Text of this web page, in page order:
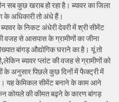
सब कुछ खराब हो रहा है। ब्यावर का जिला
के अधिकारी तो अंधे हैं।
के निकट अंधेरी देवरी में श्री सीमेंट
वजह से आसपास के ग्रामीणों का जीना
बांगड़ औद्योगिक घराने का है। यूं तो
ब्यावर प्लांट की वजह से ग्रामीणों को
के अनुसार पिछले कुछ दिनों में फैक्ट्री में
है। यह केमिकल सीमेंट बनाने के काम आने
कोयले की कीमत बढ़ने के कारण बांगड़